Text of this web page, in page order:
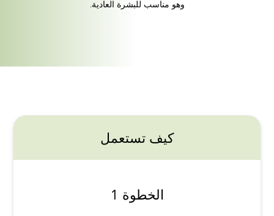
وهو مناسب للبشرة العادية.
كيف تستعمل
الخطوة 1